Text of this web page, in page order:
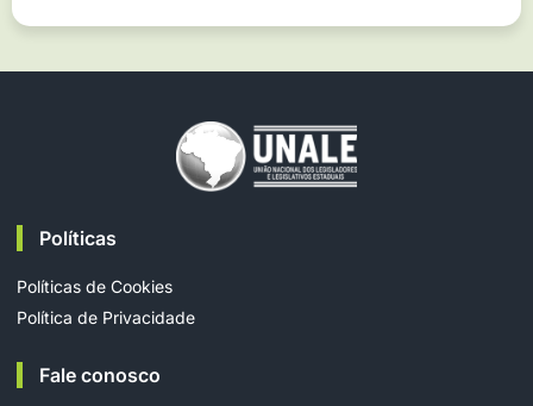
Políticas
Políticas de Cookies
Política de Privacidade
Fale conosco